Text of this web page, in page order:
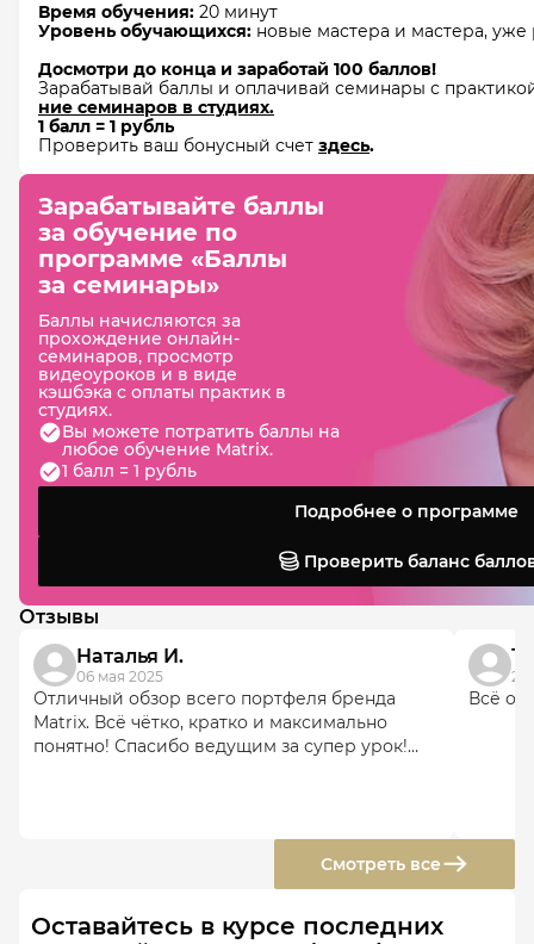
Время обучения: 20 минут
Уровень обучающихся: новые мастера и мастера,
Досмотри до конца и заработай 100 баллов!
Зарабатывай баллы и оплачивай семинары с
ние семинаров в студиях.
1 балл = 1 рубль
Проверить ваш бонусный счет здесь.
Зарабатывайте баллы
за обучение по
программе «Баллы
за семинары»
Баллы начисляются за
прохождение онлайн-
семинаров, просмотр
видеоуроков и в виде
кэшбэка с оплаты практик в
студиях.
Вы можете потратить баллы на
любое обучение Matrix.
1 балл = 1 рубль
Подробнее о программе
Проверить баланс
Отзывы
Наталья И.
06 мая 2025
Отличный обзор всего портфеля бренда
Matrix. Всё чётко, кратко и максимально
понятно! Спасибо ведущим за супер урок!
28
Всё
Смотреть все
Оставайтесь в курсе последних